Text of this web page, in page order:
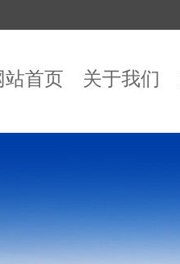
站首页 关于我们